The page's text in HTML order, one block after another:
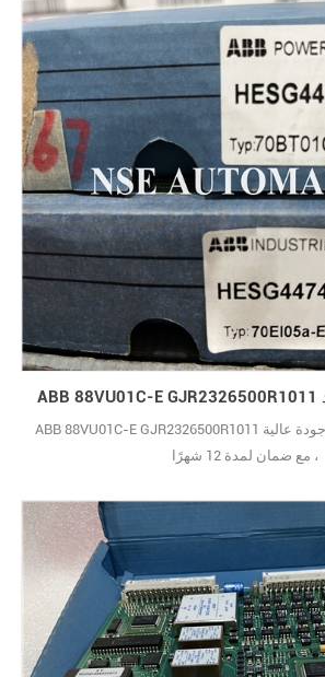
ABB 88VU01C-E GJR2326500R1011 وصول جديد بسعر جيد جودة عالية
، مع ضمان لمدة 12 شهرًا